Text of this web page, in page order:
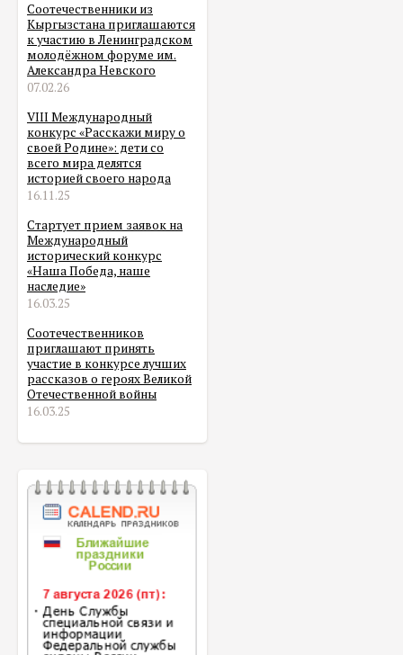
Соотечественники из
Кыргызстана приглашаются
к участию в Ленинградском
молодёжном форуме им.
Александра Невского
07.02.26
VIII Международный
конкурс «Расскажи миру о
своей Родине»: дети со
всего мира делятся
историей своего народа
16.11.25
Стартует прием заявок на
Международный
исторический конкурс
«Наша Победа, наше
наследие»
16.03.25
Соотечественников
приглашают принять
участие в конкурсе лучших
рассказов о героях Великой
Отечественной войны
16.03.25